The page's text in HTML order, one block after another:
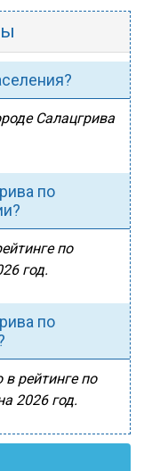
Салацгрива
по
по
год.
по
рейтинге по
2026 год.